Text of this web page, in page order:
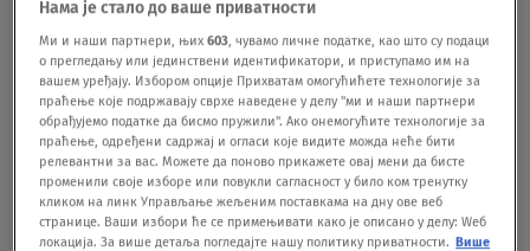
nakon smrti oca
SUDBINE22.07.25.
Ne diraj u ariljsko gnezdo: Piše Ivan Mrđen
KOLUMNE21.07.25. 3
Нама је стало до ваше приватности
Ми и наши партнери, њих603 , чувамо личне податке, као што су подаци
о прегледању или јединствени идентификатори, и приступамо им на
вашем уређају. Избором опције Прихватам омогућићете технологије за
праћење које подржавају сврхе наведене у делу "ми и наши партнери
обрађујемо податке да бисмо пружили". Ако онемогућите технологије за
праћење, одређени садржај и огласи које видите можда неће бити
релевантни за вас. Можете да поново прикажете овај мени да бисте
променили своје изборе или повукли сагласност у било ком тренутку
кликом на линк Управљање жељеним поставкама на дну ове веб
странице. Ваши избори ће се примењивати како је описано у делу: Wеб
локација. За више детаља погледајте нашу политику приватности. Више